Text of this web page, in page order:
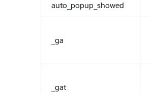
auto_popup_showed
_ga
_gat